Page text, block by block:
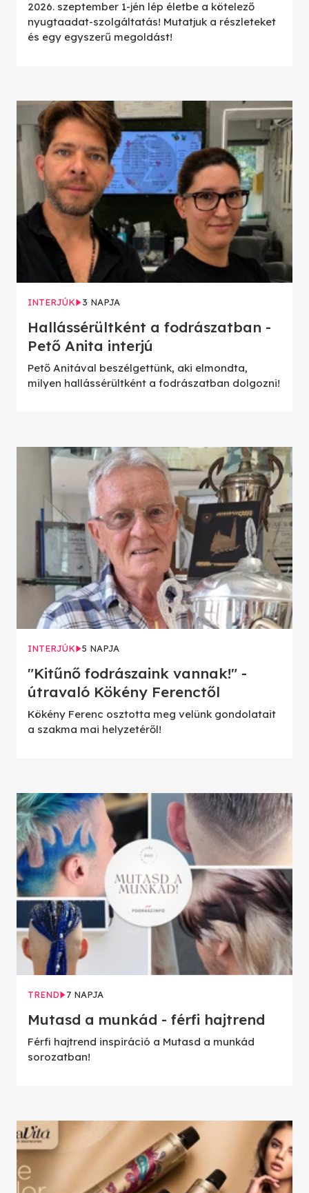
2026. szeptember 1-jén lép életbe a kötelező
nyugtaadat-szolgáltatás! Mutatjuk a részleteket
és egy egyszerű megoldást!
INTERJÚK 3 NAPJA
Hallássérültként a fodrászatban -
Pető Anita interjú
Pető Anitával beszélgettünk, aki elmondta,
milyen hallássérültként a fodrászatban dolgozni!
INTERJÚK 5 NAPJA
"Kitűnő fodrászaink vannak!" -
útravaló Kökény Ferenctől
Kökény Ferenc osztotta meg velünk gondolatait
a szakma mai helyzetéről!
TREND 7 NAPJA
Mutasd a munkád - férfi hajtrend
Férfi hajtrend inspiráció a Mutasd a munkád
sorozatban!